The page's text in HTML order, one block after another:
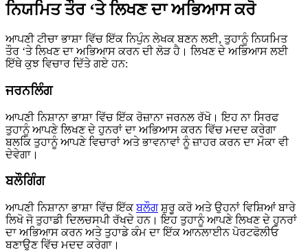
ਨਿਯਮਿਤ ਤੌਰ ‘ਤੇ ਲਿਖਣ ਦਾ ਅਭਿਆਸ ਕਰੋ
ਆਪਣੀ ਟੀਚਾ ਭਾਸ਼ਾ ਵਿੱਚ ਇੱਕ ਨਿਪੁੰਨ ਲੇਖਕ ਬਣਨ ਲਈ, ਤੁਹਾਨੂੰ ਨਿਯਮਿਤ
ਤੌਰ ‘ਤੇ ਲਿਖਣ ਦਾ ਅਭਿਆਸ ਕਰਨ ਦੀ ਲੋੜ ਹੈ। ਲਿਖਣ ਦੇ ਅਭਿਆਸ ਲਈ
ਇੱਥੇ ਕੁਝ ਵਿਚਾਰ ਦਿੱਤੇ ਗਏ ਹਨ:
ਜਰਨਲਿੰਗ
ਆਪਣੀ ਨਿਸ਼ਾਨਾ ਭਾਸ਼ਾ ਵਿੱਚ ਇੱਕ ਰੋਜ਼ਾਨਾ ਜਰਨਲ ਰੱਖੋ। ਇਹ ਨਾ ਸਿਰਫ
ਤੁਹਾਨੂੰ ਆਪਣੇ ਲਿਖਣ ਦੇ ਹੁਨਰਾਂ ਦਾ ਅਭਿਆਸ ਕਰਨ ਵਿੱਚ ਮਦਦ ਕਰੇਗਾ
ਬਲਕਿ ਤੁਹਾਨੂੰ ਆਪਣੇ ਵਿਚਾਰਾਂ ਅਤੇ ਭਾਵਨਾਵਾਂ ਨੂੰ ਜ਼ਾਹਰ ਕਰਨ ਦਾ ਮੌਕਾ ਵੀ
ਦੇਵੇਗਾ।
ਬਲੌਗਿੰਗ
ਆਪਣੀ ਨਿਸ਼ਾਨਾ ਭਾਸ਼ਾ ਵਿੱਚ ਇੱਕਬਲੌਗਸ਼ੁਰੂ ਕਰੋ ਅਤੇ ਉਹਨਾਂ ਵਿਸ਼ਿਆਂ ਬਾਰੇ
ਲਿਖੋ ਜੋ ਤੁਹਾਡੀ ਦਿਲਚਸਪੀ ਰੱਖਦੇ ਹਨ। ਇਹ ਤੁਹਾਨੂੰ ਆਪਣੇ ਲਿਖਣ ਦੇ ਹੁਨਰਾਂ
ਦਾ ਅਭਿਆਸ ਕਰਨ ਅਤੇ ਤੁਹਾਡੇ ਕੰਮ ਦਾ ਇੱਕ ਆਨਲਾਈਨ ਪੋਰਟਫੋਲੀਓ
ਬਣਾਉਣ ਵਿੱਚ ਮਦਦ ਕਰੇਗਾ।